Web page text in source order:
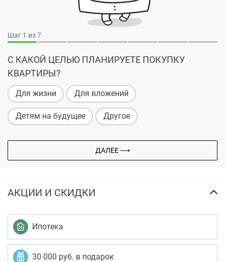
Шаг 1 из 7
С КАКОЙ ЦЕЛЬЮ ПЛАНИРУЕТЕ ПОКУПКУ
КВАРТИРЫ?
Для жизни Для вложений
Детям на будущее Другое
ДАЛЕЕ ⟶
АКЦИИ И СКИДКИ
Ипотека
30 000 руб. в подарок